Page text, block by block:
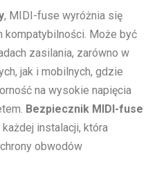
, MIDI-fuse wyróżnia się
Może być
zasilania, zarówno w
jak i mobilnych, gdzie
na wysokie napięcia
Bezpiecznik MIDI-fuse
instalacji, która
obwodów